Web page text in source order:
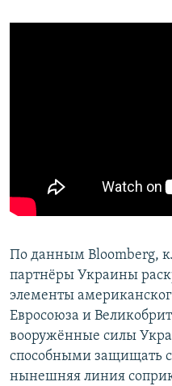
По данным Bloomberg,
партнёры Украины
элементы
Евросоюза и
вооружённые силы
способными защищать
нынешняя линия